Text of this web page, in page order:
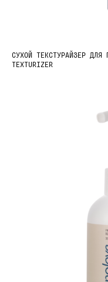
СУХОЙ ТЕКСТУРАЙЗЕР ДЛЯ
TEXTURIZER